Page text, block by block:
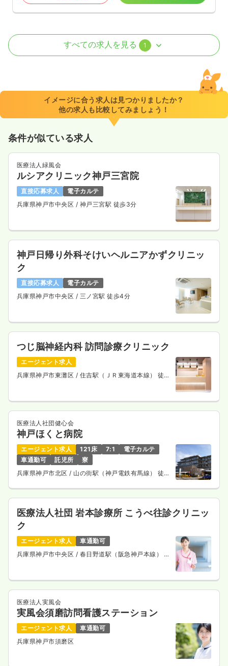
訪問看護 正看護師
8:30～17:30
土日祝休み
ブランク可 月給25万円以上可
気になる
すべての求人を見る 1
イメージに合う求人は見つかりましたか？
他の求人も比較してみましょう！
条件が似ている求人
医療法人緑風会
ルシアクリニック神戸三宮院
直接応募求人
電子カルテ
兵庫県神戸市中央区 / 神戸三宮駅 徒歩3分
神戸日帰り外科そけいヘルニアかずクリニッ
ク
直接応募求人
電子カルテ
兵庫県神戸市中央区 / 三ノ宮駅 徒歩4分
つじ脳神経内科 訪問診療クリニック
エージェント求人
兵庫県神戸市東灘区 / 住吉駅（ＪＲ東海道本線） 徒歩
医療法人社団健心会
神戸ほくと病院
エージェント求人 121床 7:1
電子カルテ
車通勤可
託児所
寮
兵庫県神戸市北区 / 山の街駅（神戸電鉄有馬線） 徒歩
医療法人社団 岩本診療所 こうべ往診クリニッ
ク
エージェント求人
車通勤可
兵庫県神戸市中央区 / 春日野道駅（阪急神戸本線） 徒
医療法人実風会
実風会須磨訪問看護ステーション
エージェント求人
車通勤可
兵庫県神戸市須磨区